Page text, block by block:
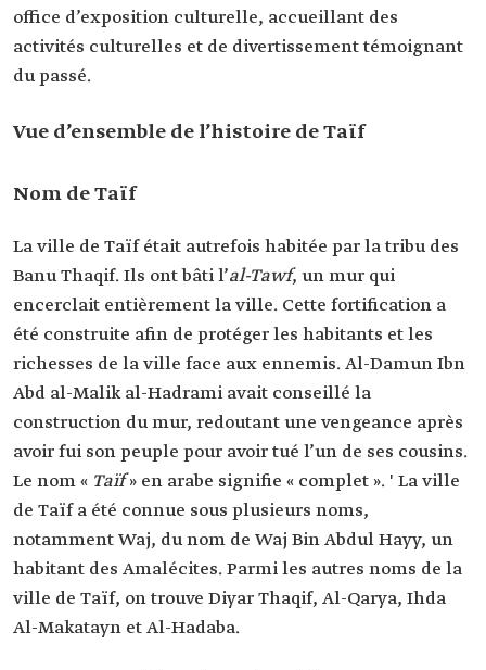
office d’exposition culturelle, accueillant des
activités culturelles et de divertissement témoignant
du passé.
Vue d’ensemble de l’histoire de Taïf
Nom de Taïf
La ville de Taïf était autrefois habitée par la tribu des
Banu Thaqif. Ils ont bâti l’al-Tawf, un mur qui
encerclait entièrement la ville. Cette fortification a
été construite afin de protéger les habitants et les
richesses de la ville face aux ennemis. Al-Damun Ibn
Abd al-Malik al-Hadrami avait conseillé la
construction du mur, redoutant une vengeance après
avoir fui son peuple pour avoir tué l’un de ses cousins.
Le nom « Taïf» en arabe signifie « complet ». ' La ville
de Taïf a été connue sous plusieurs noms,
notamment Waj, du nom de Waj Bin Abdul Hayy, un
habitant des Amalécites. Parmi les autres noms de la
ville de Taïf, on trouve Diyar Thaqif, Al-Qarya, Ihda
Al-Makatayn et Al-Hadaba.